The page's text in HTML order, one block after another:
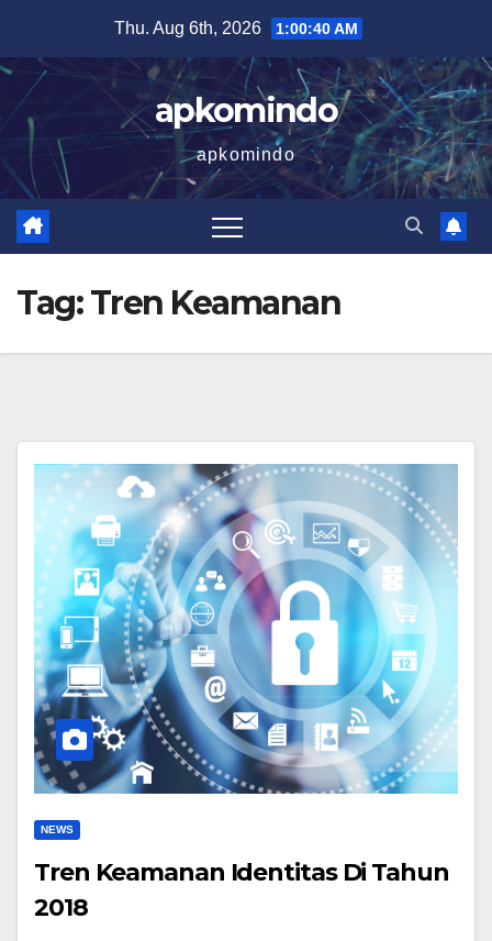
content
Thu. Aug 6th, 2026 1:00:41 AM
apkomindo
apkomindo
Tag:Tren Keamanan
NEWS
Tren Keamanan Identitas Di Tahun
2018